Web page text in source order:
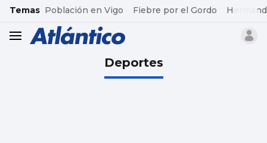
common.go-to-content
Temas Población en Vigo Fiebre por el Gordo
header.menu.open
Deportes